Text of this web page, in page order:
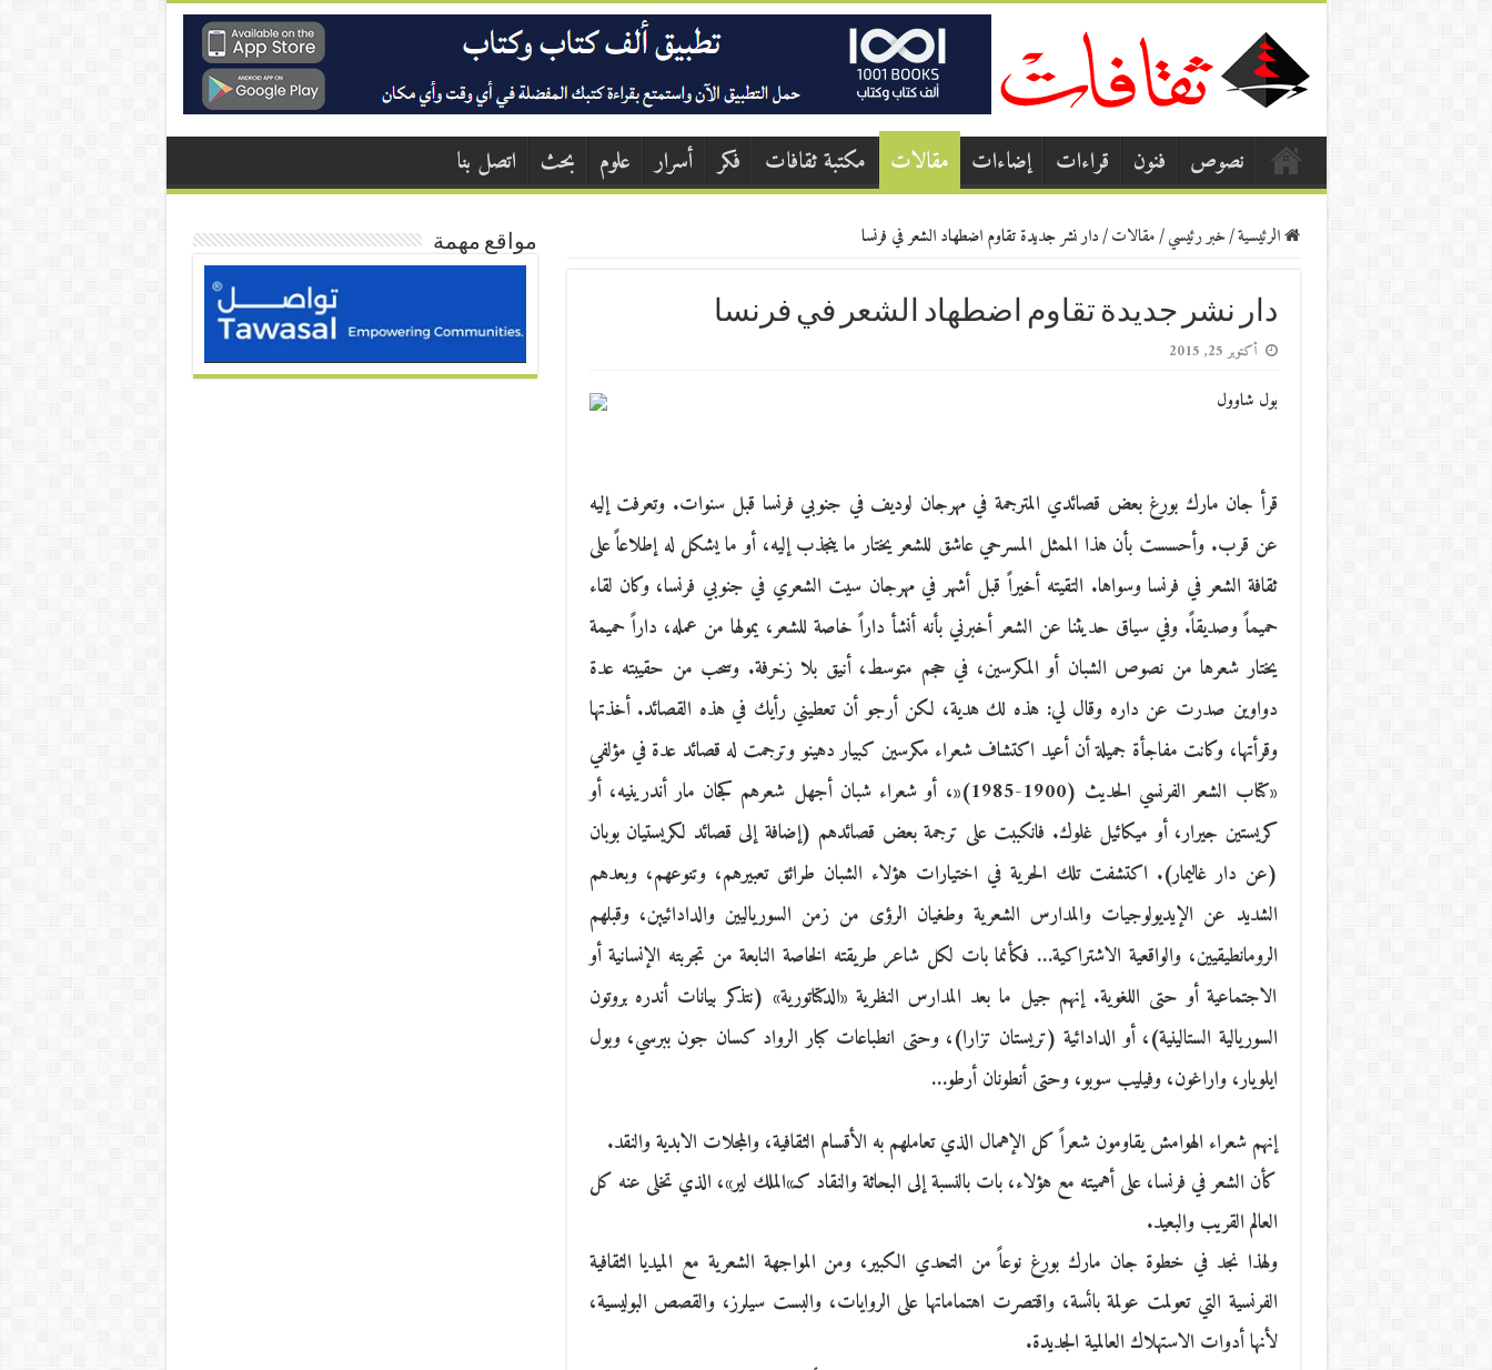
نصوص فنون قراءات إضاءات مقالات مكتبة ثقافات فكر أسرار علوم بحث اتصل بنا
الرئيسية/خبر رئيسي/مقالات/دار نشر جديدة تقاوم اضطهاد الشعر في فرنسا
دار نشر جديدة تقاوم اضطهاد الشعر في فرنسا
أكتوبر 25, 2015
بول شاوول
قرأ جان مارك بورغ بعض قصائدي المترجمة في مهرجان لوديف في جنوبي فرنسا قبل سنوات. وتعرفت إليه
عن قرب. وأحسست بأن هذا الممثل المسرحي عاشق للشعر يختار ما ينجذب إليه، أو ما يشكل له إطلاعاً على
ثقافة الشعر في فرنسا وسواها. التقيته أخيراً قبل أشهر في مهرجان سيت الشعري في جنوبي فرنسا، وكان لقاء
حميماً وصديقاً. وفي سياق حديثنا عن الشعر أخبرني بأنه أنشأ داراً خاصة للشعر، يمولها من عمله، داراً حميمة
يختار شعرها من نصوص الشبان أو المكرسين، في حجم متوسط، أنيق بلا زخرفة. وسحب من حقيبته عدة
دواوين صدرت عن داره وقال لي: هذه لك هدية، لكن أرجو أن تعطيني رأيك في هذه القصائد. أخذتها
وقرأتها، وكانت مفاجأة جميلة أن أعيد اكتشاف شعراء مكرسين كبيار دهينو وترجمت له قصائد عدة في مؤلفي
«كتاب الشعر الفرنسي الحديث (1900-1985)«، أو شعراء شبان أجهل شعرهم كجان مار أندرينيه، أو
كريستين جيرار، أو ميكائيل غلوك. فانكببت على ترجمة بعض قصائدهم (إضافة إلى قصائد لكريستيان بوبان
(عن دار غاليمار). اكتشفت تلك الحرية في اختيارات هؤلاء الشبان طرائق تعبيرهم، وتنوعهم، وبعدهم
الشديد عن الإيديولوجيات والمدارس الشعرية وطغيان الرؤى من زمن السورياليين والدادائيين، وقبلهم
الرومانطيقيين، والواقعية الاشتراكية… فكأنما بات لكل شاعر طريقته الخاصة النابعة من تجربته الإنسانية أو
الاجتماعية أو حتى اللغوية. إنهم جيل ما بعد المدارس النظرية «الدكتاتورية» (نتذكر بيانات أندره بروتون
السوريالية الستالينية)، أو الدادائية (تريستان تزارا)، وحتى انطباعات كبار الرواد كسان جون ببرسي، وبول
ايلويار، واراغون، وفيليب سوبو، وحتى أنطونان أرطو…
إنهم شعراء الهوامش يقاومون شعراً كل الإهمال الذي تعاملهم به الأقسام الثقافية، والمجلات الابدية والنقد.
كأن الشعر في فرنسا، على أهميته مع هؤلاء، بات بالنسبة إلى البحاثة والنقاد كـ»الملك لير»، الذي تخلى عنه كل
العالم القريب والبعيد.
ولهذا نجد في خطوة جان مارك بورغ نوعاً من التحدي الكبير، ومن المواجهة الشعرية مع الميديا الثقافية
الفرنسية التي تعولمت عولمة بائسة، واقتصرت اهتماماتها على الروايات، والبست سيلرز، والقصص البوليسية،
لأنها أدوات الاستهلاك العالمية الجديدة.
مواقع مهمة